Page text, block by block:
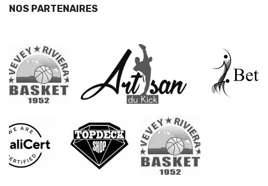
NOS PARTENAIRES